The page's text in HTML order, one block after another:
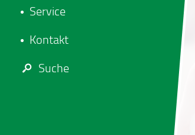
Service
Kontakt
Suche